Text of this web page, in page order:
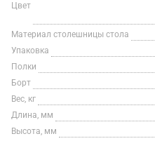
Цвет
Материал столешницы стола
Упаковка
Полки
Борт
Вес, кг
Длина, мм
Высота, мм